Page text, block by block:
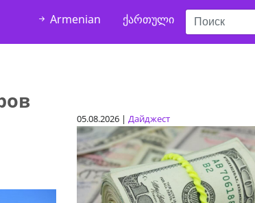
Armenian ქართული
05.08.2026 | Дайджест